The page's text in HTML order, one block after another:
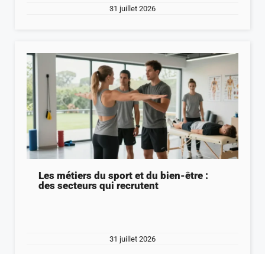
31 juillet 2026
Les métiers du sport et du bien-être :
des secteurs qui recrutent
31 juillet 2026